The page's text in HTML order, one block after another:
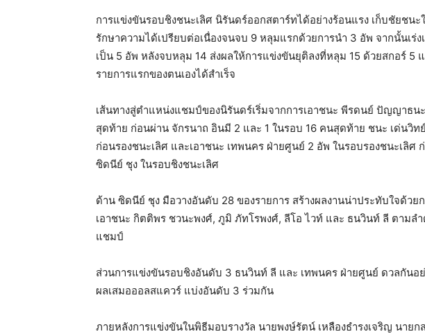
การแข่งขันรอบชิงชนะเลิศ นิรันดร์ออกสตาร์ทได้อย่างร้อนแรง เก็บชัยชน
รักษาความได้เปรียบต่อเนื่องจนจบ 9 หลุมแรกด้วยการนำ 3 อัพ จากนั้นเร่ง
เป็น 5 อัพ หลังจบหลุม 14 ส่งผลให้การแข่งขันยุติลงที่หลุม 15 ด้วยสกอร์ 5
รายการแรกของตนเองได้สำเร็จ
เส้นทางสู่ตำแหน่งแชมป์ของนิรันดร์เริ่มจากการเอาชนะ พีรดนย์ ปัญญาธน
สุดท้าย ก่อนผ่าน จักรนาถ อินมี 2 และ 1 ในรอบ 16 คนสุดท้าย ชนะ เด่นวิ
ก่อนรองชนะเลิศ และเอาชนะ เทพนคร ฝ่ายศูนย์ 2 อัพ ในรอบรองชนะเลิ
ซิดนีย์ ชุง ในรอบชิงชนะเลิศ
ด้าน ซิดนีย์ ชุง มือวางอันดับ 28 ของรายการ สร้างผลงานน่าประทับใจด้วย
เอาชนะ กิตติพร ชวนะพงศ์, ภูมิ ภัทโรพงศ์, ลีโอ ไวท์ และ ธนวินท์ ลี ตามล
แชมป์
ส่วนการแข่งขันรอบชิงอันดับ 3 ธนวินท์ ลี และ เทพนคร ฝ่ายศูนย์ ดวลกันอ
ผลเสมอออลสแควร์ แบ่งอันดับ 3 ร่วมกัน
ภายหลังการแข่งขันในพิธีมอบรางวัล นายพงษ์รัตน์ เหลืองธำรงเจริญ นาย